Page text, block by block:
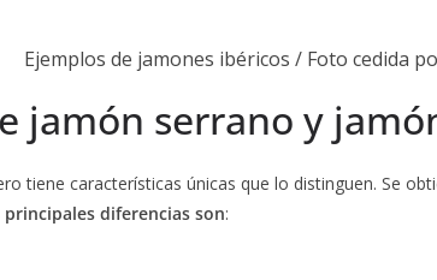
Ejemplos de jamones ibéricos / Foto cedida
jamón serrano y
tiene características únicas que lo distinguen. Se
diferencias son: